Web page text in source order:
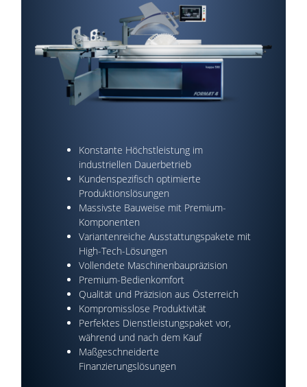
Konstante Höchstleistung im
industriellen Dauerbetrieb
Kundenspezifisch optimierte
Produktionslösungen
Massivste Bauweise mit Premium-
Komponenten
Variantenreiche Ausstattungspakete mit
High-Tech-Lösungen
Vollendete Maschinenbaupräzision
Premium-Bedienkomfort
Qualität und Präzision aus Österreich
Kompromisslose Produktivität
Perfektes Dienstleistungspaket vor,
während und nach dem Kauf
Maßgeschneiderte
Finanzierungslösungen